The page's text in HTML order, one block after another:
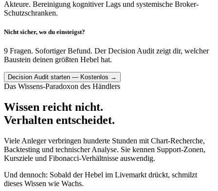
Akteure. Bereinigung kognitiver Lags und systemische Broker-
Schutzschranken.
Nicht sicher, wo du einsteigst?
9 Fragen. Sofortiger Befund. Der Decision Audit zeigt dir, welcher
Baustein deinen größten Hebel hat.
Decision Audit starten — Kostenlos →
Das Wissens-Paradoxon des Händlers
Wissen reicht nicht.
Verhalten entscheidet.
Viele Anleger verbringen hunderte Stunden mit Chart-Recherche,
Backtesting und technischer Analyse. Sie kennen Support-Zonen,
Kursziele und Fibonacci-Verhältnisse auswendig.
Und dennoch: Sobald der Hebel im Livemarkt drückt, schmilzt
dieses Wissen wie Wachs.